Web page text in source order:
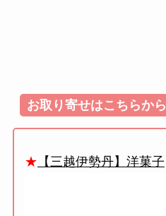
お取り寄せはこちらから
★ 【三越伊勢丹】洋菓子